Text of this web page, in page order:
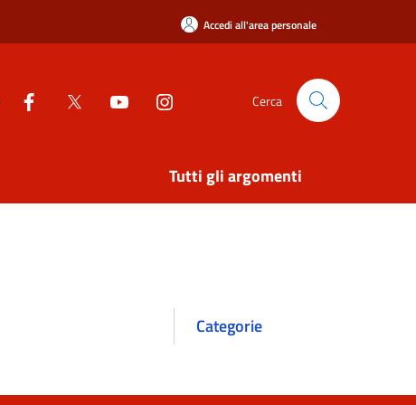
Accedi all'area personale
Cerca
Tutti gli argomenti
Categorie